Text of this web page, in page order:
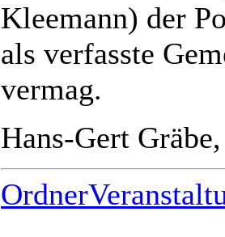
Kleemann) der
als verfasste
vermag.
Hans-Gert